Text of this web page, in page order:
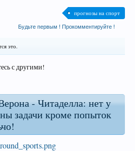
прогнозы на спорт
Будьте первым ! Прокомментируйте !
это.
с другими!
- Читаделла: нет у
задачи кроме попыток